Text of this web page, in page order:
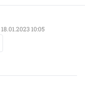
18.01.2023 10:05